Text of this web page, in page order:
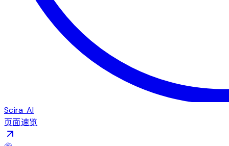
Scira AI
页面速览